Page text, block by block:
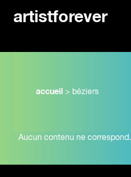
artistforever
accueil > béziers
Aucun contenu ne correspond.